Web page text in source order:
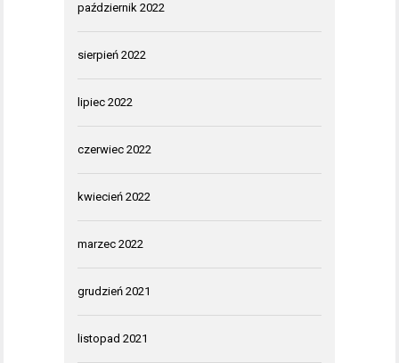
październik 2022
sierpień 2022
lipiec 2022
czerwiec 2022
kwiecień 2022
marzec 2022
grudzień 2021
listopad 2021